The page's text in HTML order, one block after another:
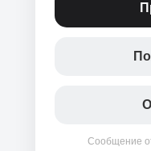
Сообщение